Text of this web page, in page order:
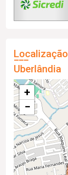
Uberlândia
+
−